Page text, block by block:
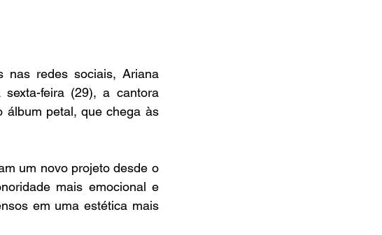
nas redes sociais, Ariana
feira (29), a cantora
álbum petal, que chega às
um novo projeto desde o
mais emocional e
em uma estética mais